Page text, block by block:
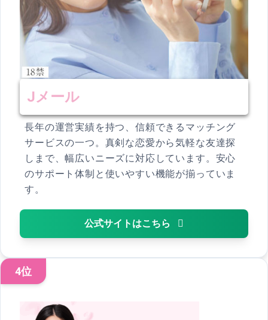
Jメール
長年の運営実績を持つ、信頼できるマッチング
サービスの一つ。真剣な恋愛から気軽な友達探
しまで、幅広いニーズに対応しています。安心
のサポート体制と使いやすい機能が揃っていま
す。
公式サイトはこちら
4位